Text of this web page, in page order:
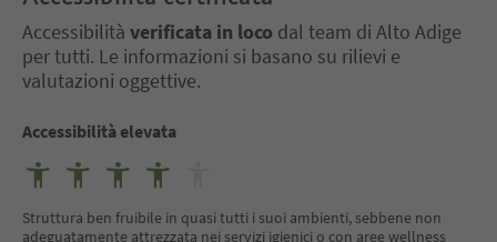
Accessibilità verificata in loco dal team di Alto Adige
per tutti. Le informazioni si basano su rilievi e
valutazioni oggettive.
Accessibilità elevata
Struttura ben fruibile in quasi tutti i suoi ambienti, sebbene non
adeguatamente attrezzata nei servizi igienici o con aree wellness